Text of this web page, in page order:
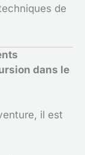
de
dans le
il est